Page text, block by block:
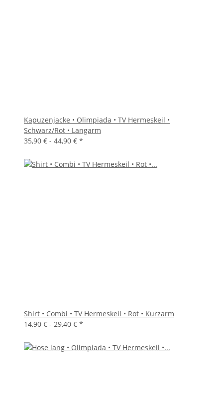
Kapuzenjacke • Olimpiada • TV Hermeskeil •
Schwarz/Rot • Langarm
35,90 € - 44,90 € *
Shirt • Combi • TV Hermeskeil • Rot • Kurzarm
14,90 € - 29,40 € *